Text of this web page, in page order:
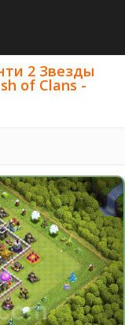
2 Звезды
of Clans -